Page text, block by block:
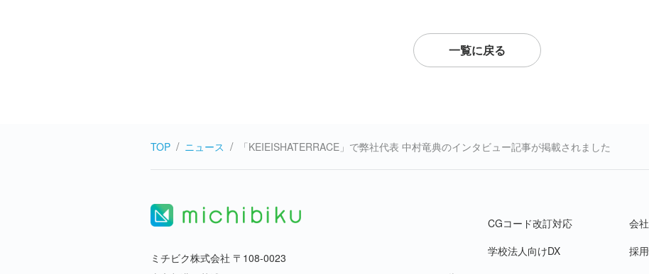
一覧に戻る
TOP ニュース 「KEIEISHATERRACE」で弊社代表 中村竜典のインタビュー記事が掲載されました
ミチビク株式会社 〒108-0023
CGコード改訂対応
学校法人向けDX
会
採